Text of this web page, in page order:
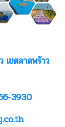
เขตลาดพร้าว
3930